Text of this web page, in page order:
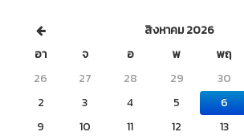
สิงหาคม 2026
อา
จ อ พ พฤ
26
27 28 29 30
2
3 4 5 6
9
10 11 12 13